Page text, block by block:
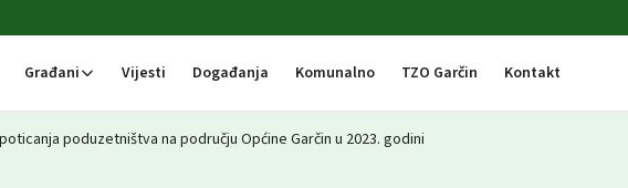
Građani Vijesti Događanja Komunalno TZO Garčin Kontakt
poduzetništva na području Općine Garčin u 2023. godini